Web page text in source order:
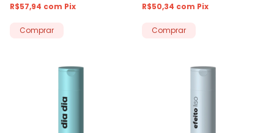
R$57,94 com Pix R$50,34 com Pix